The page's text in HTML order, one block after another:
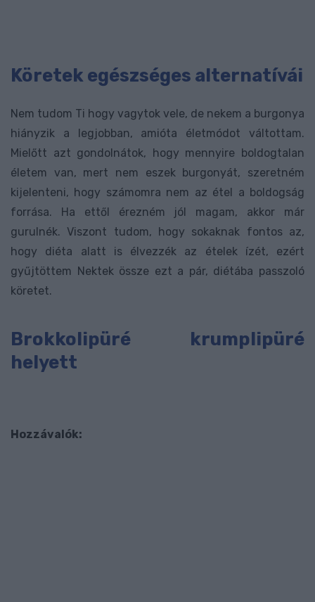
Köretek egészséges alternatívái
Nem tudom Ti hogy vagytok vele, de nekem a burgonya
hiányzik a legjobban, amióta életmódot váltottam.
Mielőtt azt gondolnátok, hogy mennyire boldogtalan
életem van, mert nem eszek burgonyát, szeretném
kijelenteni, hogy számomra nem az étel a boldogság
forrása. Ha ettől érezném jól magam, akkor már
gurulnék. Viszont tudom, hogy sokaknak fontos az,
hogy diéta alatt is élvezzék az ételek ízét, ezért
gyűjtöttem Nektek össze ezt a pár, diétába passzoló
köretet.
Brokkolipüré krumplipüré
helyett
Hozzávalók: